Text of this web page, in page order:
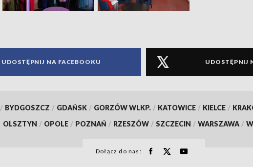
UDOSTĘPNIJ NA FACEBOOKU UDOSTĘPNIJ
/ BYDGOSZCZ / GDAŃSK / GORZÓW WLKP. / KATOWICE / KIELCE /
OLSZTYN / OPOLE / POZNAŃ / RZESZÓW / SZCZECIN / WARSZAWA /
Dołącz do nas: